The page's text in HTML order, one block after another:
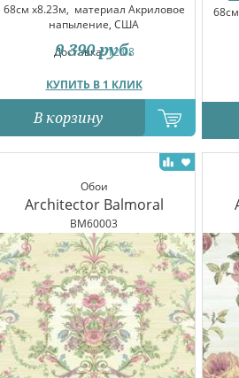
68см x8.23м, материал Акриловое
напыление, США
Доставка:12.08
КУПИТЬ В 1 КЛИК
9 390 руб.
В корзину
Обои
Architector Balmoral
BM60003